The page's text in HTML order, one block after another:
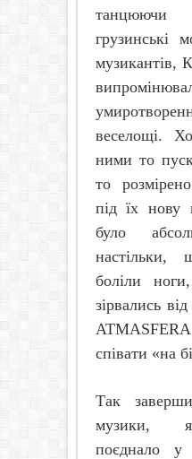
танцюючи
грузинські
музикантів,
веселощі.
ними то
то
під їх нову
було
настільки,
боліли
зірвались
ATMASFERA
співати «на
Так
музики,
поєднало у